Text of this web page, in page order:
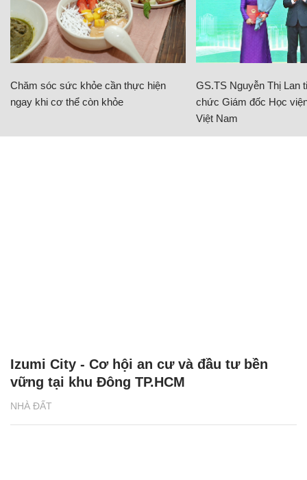
Chăm sóc sức khỏe cần thực hiện
ngay khi cơ thể còn khỏe
GS.TS Nguyễn Thị Lan
chức Giám đốc Học
Việt Nam
NHÀ ĐẤT
Izumi City - Cơ hội an cư và đầu tư bền
vững tại khu Đông TP.HCM